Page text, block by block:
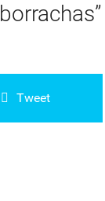
Tweet